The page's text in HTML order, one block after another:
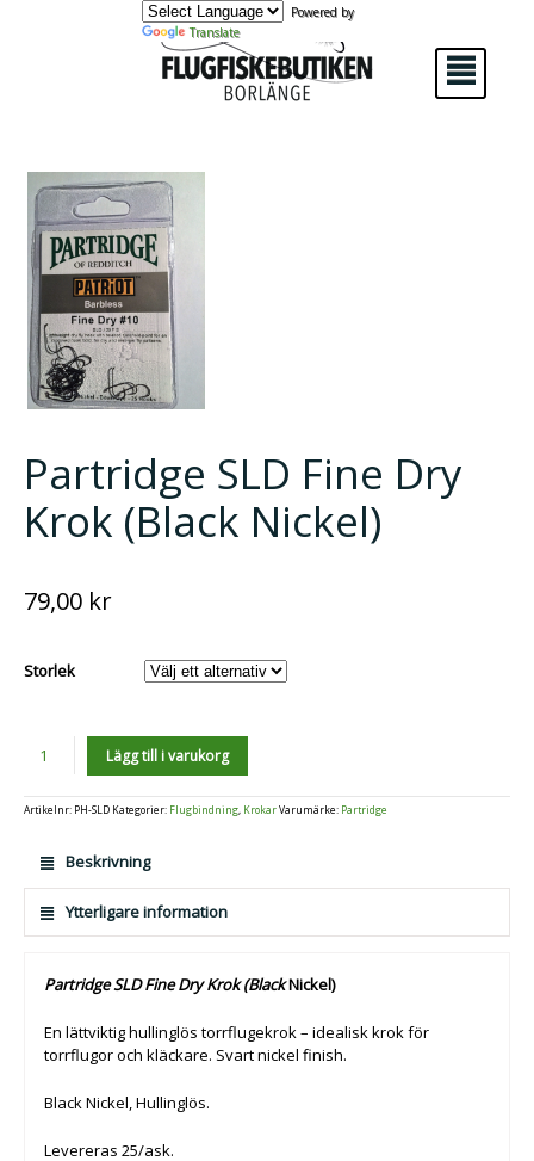
Powered by
Translate
²
Partridge SLD Fine Dry
Krok (Black Nickel)
79,00 kr
Storlek
Antal Lägg till i varukorg
Artikelnr: PH-SLD Kategorier: Flugbindning, KrokarVarumärke: Partridge
Beskrivning
Ytterligare information
Partridge SLD Fine Dry Krok (BlackNickel)
En lättviktig hullinglös torrflugekrok – idealisk krok för
torrflugor och kläckare. Svart nickel finish.
Black Nickel, Hullinglös.
Levereras 25/ask.